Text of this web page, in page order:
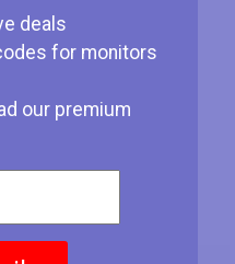
deals
for monitors
our premium